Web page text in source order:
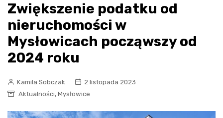
Zwiększenie podatku od
nieruchomości w
Mysłowicach począwszy od
2024 roku
Kamila Sobczak
2 listopada 2023
Aktualności, Mysłowice